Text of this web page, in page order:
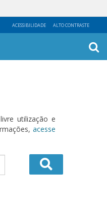
ACESSIBILIDADE ALTO CONTRASTE
utilização e
acesse